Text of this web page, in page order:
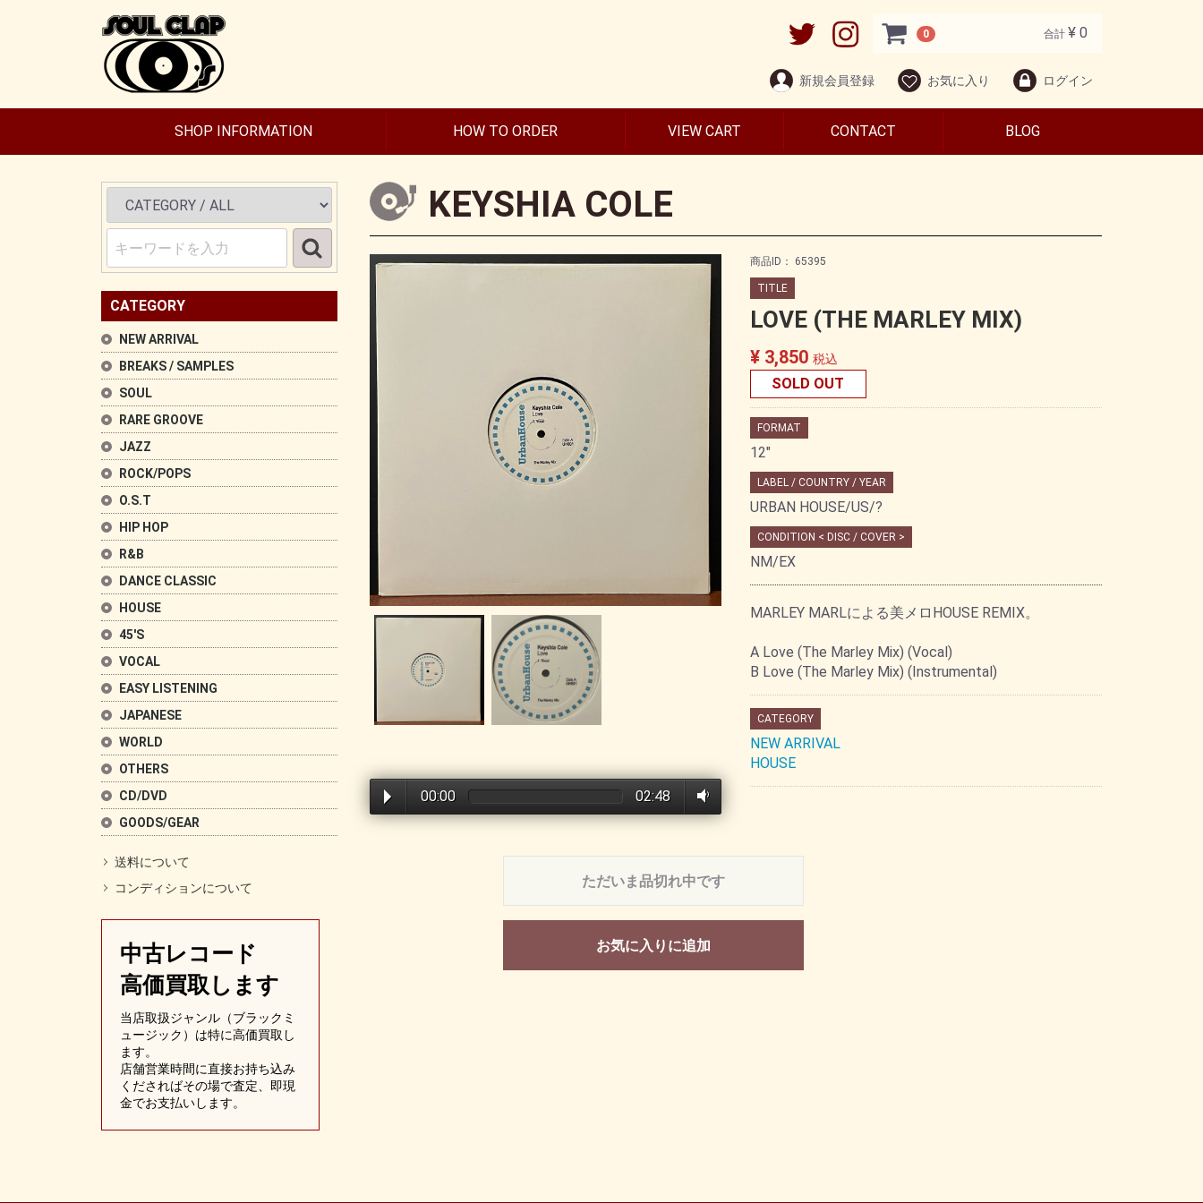
0 合計 ¥ 0
新規会員登録 お気に入り ログイン
SHOP INFORMATION HOW TO ORDER VIEW CART CONTACT BLOG
CATEGORY
NEW ARRIVAL
BREAKS / SAMPLES
SOUL
RARE GROOVE
JAZZ
ROCK/POPS
O.S.T
HIP HOP
R&B
DANCE CLASSIC
HOUSE
45'S
VOCAL
EASY LISTENING
JAPANESE
WORLD
OTHERS
CD/DVD
GOODS/GEAR
送料について
コンディションについて
中古レコード
高価買取します
当店取扱ジャンル（ブラックミ
ュージック）は特に高価買取し
ます。
店舗営業時間に直接お持ち込み
くださればその場で査定、即現
金でお支払いします。
KEYSHIA COLE
00:00 02:48
商品ID： 65395
TITLE
LOVE (THE MARLEY MIX)
¥ 3,850 税込
SOLD OUT
FORMAT
12"
LABEL / COUNTRY / YEAR
URBAN HOUSE/US/?
CONDITION < DISC / COVER >
NM/EX
MARLEY MARLによる美メロHOUSE REMIX。
A Love (The Marley Mix) (Vocal)
B Love (The Marley Mix) (Instrumental)
CATEGORY
NEW ARRIVAL
HOUSE
ただいま品切れ中です
お気に入りに追加